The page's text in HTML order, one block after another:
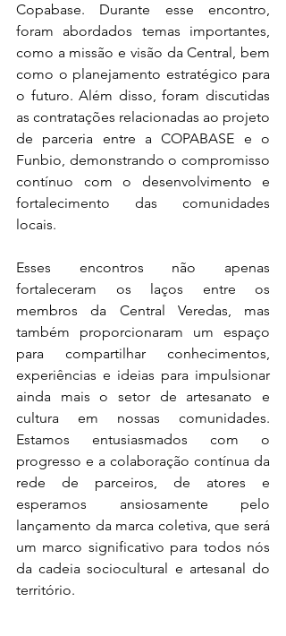
Copabase. Durante esse encontro,
foram abordados temas importantes,
como a missão e visão da Central, bem
como o planejamento estratégico para
o futuro. Além disso, foram discutidas
as contratações relacionadas ao projeto
de parceria entre a COPABASE e o
Funbio, demonstrando o compromisso
contínuo com o desenvolvimento e
fortalecimento das comunidades
locais.
Esses encontros não apenas
fortaleceram os laços entre os
membros da Central Veredas, mas
também proporcionaram um espaço
para compartilhar conhecimentos,
experiências e ideias para impulsionar
ainda mais o setor de artesanato e
cultura em nossas comunidades.
Estamos entusiasmados com o
progresso e a colaboração contínua da
rede de parceiros, de atores e
esperamos ansiosamente pelo
lançamento da marca coletiva, que será
um marco significativo para todos nós
da cadeia sociocultural e artesanal do
território.